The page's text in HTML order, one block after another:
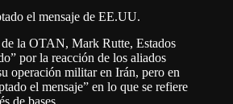
el mensaje de EE.UU.
de la OTAN, Mark Rutte, Estados
por la reacción de los aliados
operación militar en Irán, pero en
el mensaje” en lo que se refiere